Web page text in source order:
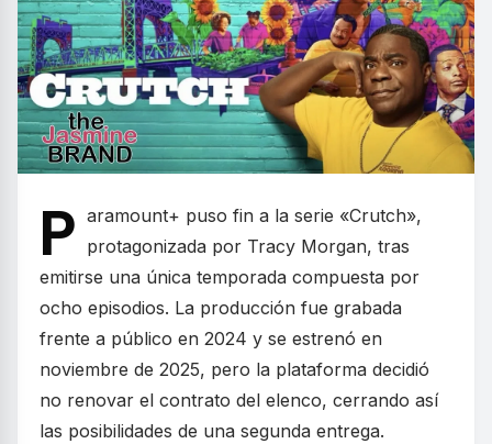
P aramount+ puso fin a la serie «Crutch»,
protagonizada por Tracy Morgan, tras
emitirse una única temporada compuesta por
ocho episodios. La producción fue grabada
frente a público en 2024 y se estrenó en
noviembre de 2025, pero la plataforma decidió
no renovar el contrato del elenco, cerrando así
las posibilidades de una segunda entrega.